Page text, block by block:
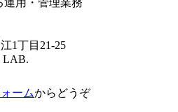
運用・管理業務
1丁目21-25
LAB.
ームからどうぞ